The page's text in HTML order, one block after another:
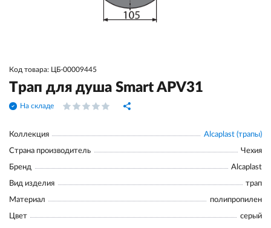
Код товара: ЦБ-00009445
Трап для душа Smart APV31
На складе
Коллекция Alcaplast (трапы)
Страна производитель Чехия
Бренд Alcaplast
Вид изделия трап
Материал полипропилен
Цвет серый